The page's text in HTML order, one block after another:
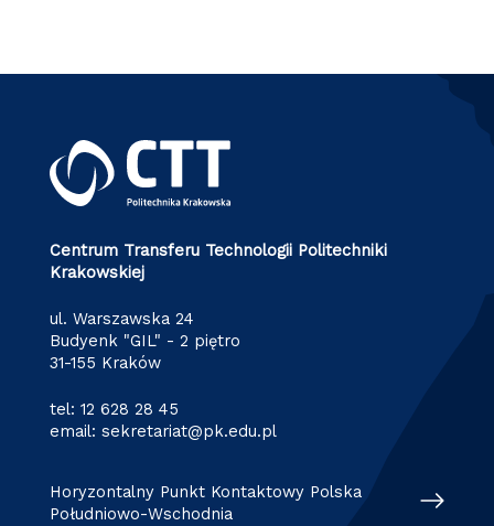
Centrum Transferu Technologii Politechniki
Krakowskiej
ul. Warszawska 24
Budyenk "GIL" - 2 piętro
31-155 Kraków
tel: 12 628 28 45
email: sekretariat@pk.edu.pl
Horyzontalny Punkt Kontaktowy Polska
Południowo-Wschodnia